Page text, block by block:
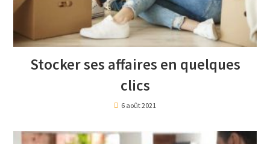
Stocker ses affaires en quelques
clics
6 août 2021